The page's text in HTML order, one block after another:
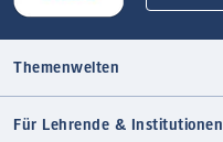
Themenwelten
Für Lehrende & Institutionen